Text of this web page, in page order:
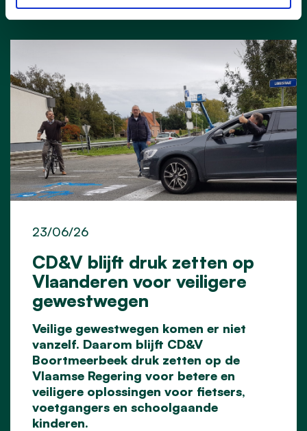
CD&V blijft druk zetten op
Vlaanderen voor veiligere
gewestwegen
23/06/26
Veilige gewestwegen komen er niet
vanzelf. Daarom blijft CD&V
Boortmeerbeek druk zetten op de
Vlaamse Regering voor betere en
veiligere oplossingen voor fietsers,
voetgangers en schoolgaande
kinderen.